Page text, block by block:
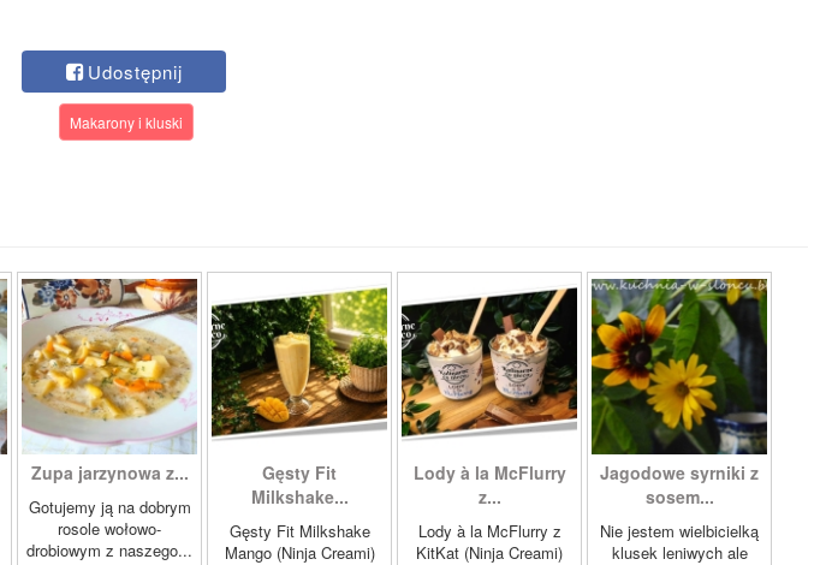
Udostępnij
Makarony i kluski
Zupa jarzynowa z...
Gotujemy ją na dobrym
rosole wołowo-
drobiowym z naszego...
Gęsty Fit
Milkshake...
Gęsty Fit Milkshake
Mango (Ninja Creami)
Lody à la McFlurry
z...
Lody à la McFlurry z
KitKat (Ninja Creami)
Jagodowe syrniki z
sosem...
Nie jestem wielbicielką
klusek leniwych ale